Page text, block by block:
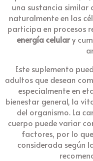
una sustancia similar
naturalmente en las
participa en procesos
energía celulary
Este suplemento
adultos que desean
especialmente en
bienestar general, la
del organismo. La
cuerpo puede variar
factores, por lo
considerada según